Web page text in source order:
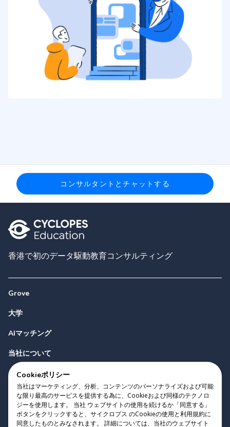
コンサルタントとチャットする
香港で初のデータ駆動教育コンサルティング
Grove
大学
AIマッチング
当社について
お問い合わせ
Cookieポリシー
当社はマーケティング、分析、コンテンツのパーソナライズおよび可能
な限り最高のサービスを提供する為に、Cookieおよび同様のテクノロ
ジーを使用します。 当社 ウェブサイトの使用を続けるか「同意する」
ボタンをクリックすると、サイクロプス のCookieの使用と利用規約に
同意したものとみなされます。 詳細については、当社のウェブサイト